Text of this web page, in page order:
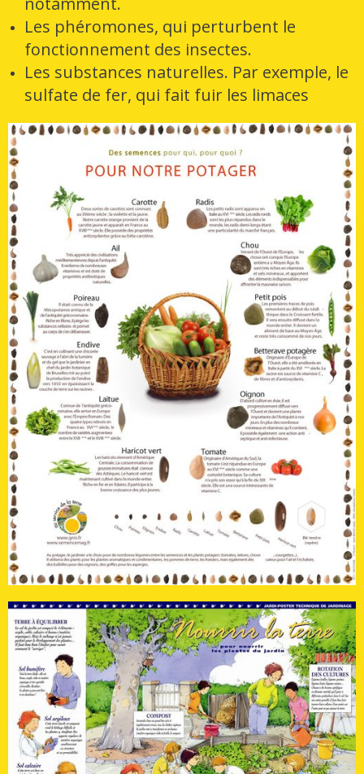
Les phéromones, qui perturbent le
fonctionnement des insectes.
Les substances naturelles. Par exemple, le
sulfate de fer, qui fait fuir les limaces